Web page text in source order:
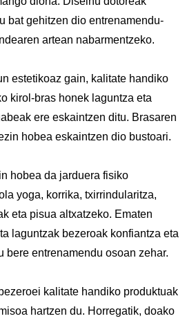
bat gehitzen dio entrenamendu-
artean nabarmentzeko.
estetikoaz gain, kalitate handiko
kirol-bras honek laguntza eta
ere eskaintzen ditu. Brasaren
hobea eskaintzen dio bustoari.
hobea da jarduera fisiko
yoga, korrika, txirrindularitza,
eta pisua altxatzeko. Ematen
laguntzak bezeroak konfiantza eta
bere entrenamendu osoan zehar.
kalitate handiko produktuak
hartzen du. Horregatik, doako